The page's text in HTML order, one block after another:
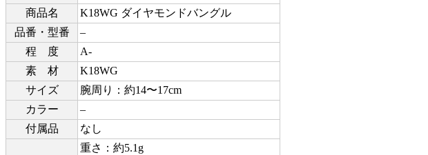
商品名
K18WG ダイヤモンドバングル
品番・型番
–
程 度
A-
素 材
K18WG
サイズ
腕周り：約14〜17cm
カラー
–
付属品
なし
重さ：約5.1g